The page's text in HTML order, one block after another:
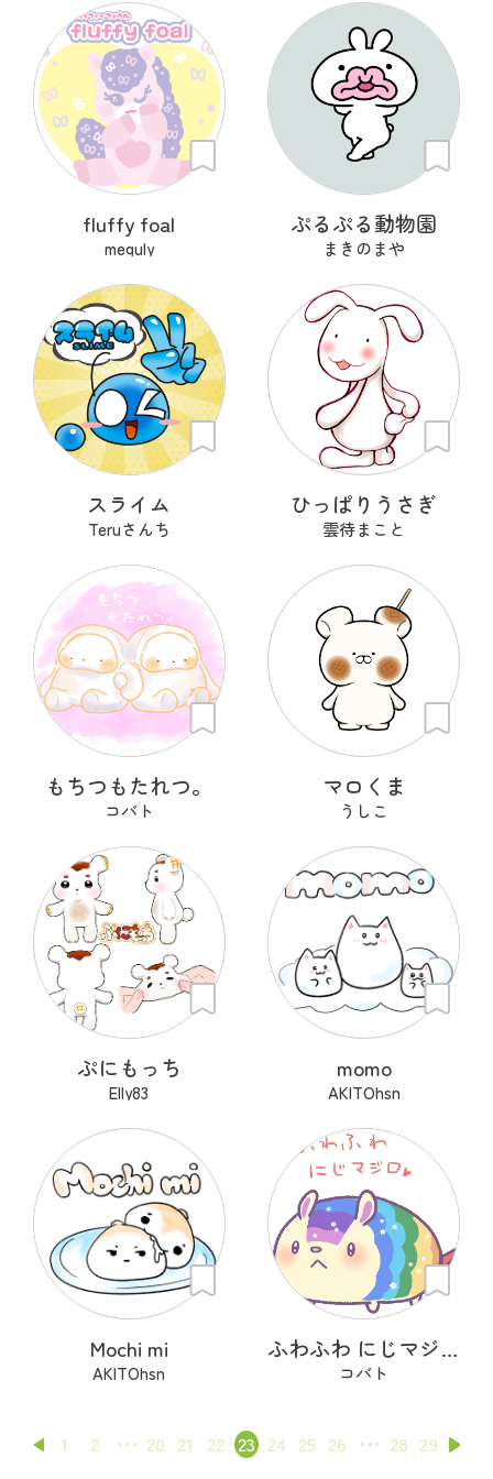
fluffy foal
meguly
ぷるぷる動物園
まきのまや
スライム
Teruさんち
ひっぱりうさぎ
雲待まこと
もちつもたれつ。
コバト
マロくま
うしこ
ぷにもっち
Elly83
momo
AKITOhsn
Mochi mi
AKITOhsn
ふわふわ にじマジロ
コバト
1 2 20 21 22 23 24 25 26 28 29